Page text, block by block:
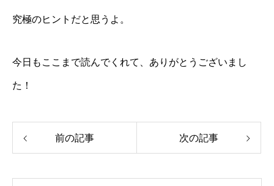
究極のヒントだと思うよ。
今日もここまで読んでくれて、ありがとうございまし
た！
前の記事 次の記事